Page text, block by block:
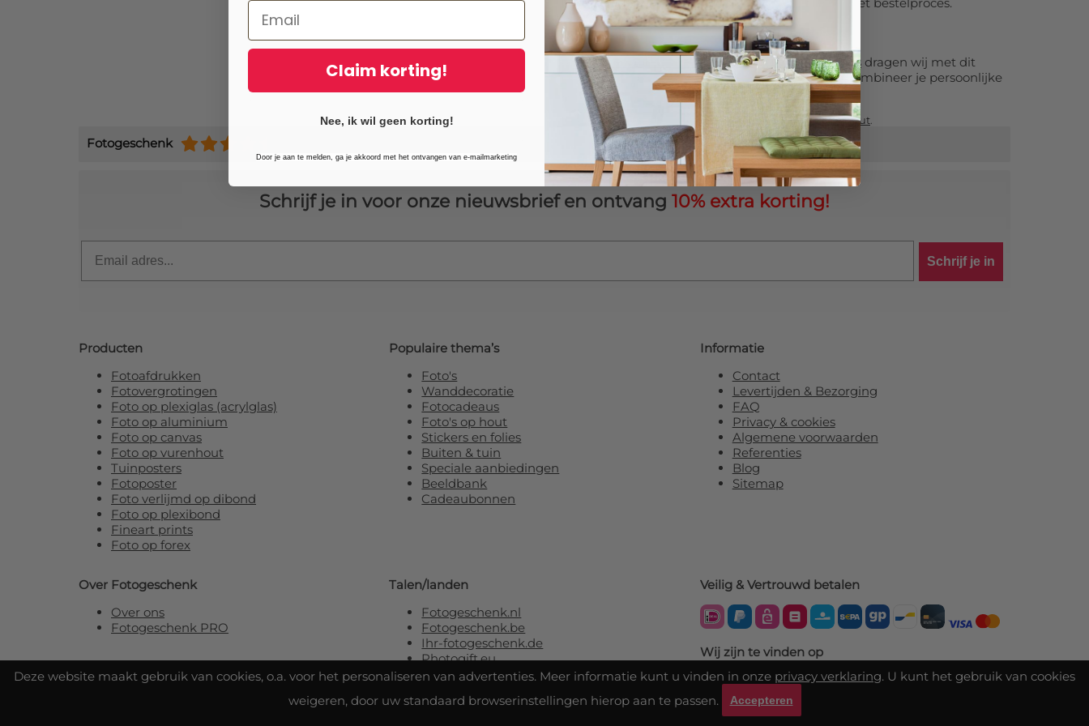
Deze website maakt gebruik van cookies, o.a. voor het personaliseren van advertenties. Meer informatie kunt u vinden in onze privacy verklaring. U kunt het gebruik van cookies
weigeren, door uw standaard browserinstellingen hierop aan te passen.
Accepteren
IJsselmuiden – eenvoudig aan te vinken tijdens het bestelproces.
Duurzaamheid
Alstrotse supporter van het Wereld Natuur Fonds dragen wij met dit
product ook bij aan een groenere toekomst. Zo combineer je persoonlijke
wanddecoratie met een verantwoorde keuze.
Meer weten? Bekijk onze centrale pagina overfoto op hout.
Fotogeschenk
Schrijf je in voor onze nieuwsbrief en ontvang 10% extra korting!
Schrijf je in
Producten
Fotoafdrukken
Fotovergrotingen
Foto op plexiglas (acrylglas)
Foto op aluminium
Foto op canvas
Foto op vurenhout
Tuinposters
Fotoposter
Foto verlijmd op dibond
Foto op plexibond
Fineart prints
Foto op forex
Populaire thema’s
Foto's
Wanddecoratie
Fotocadeaus
Foto's op hout
Stickers en folies
Buiten & tuin
Speciale aanbiedingen
Beeldbank
Cadeaubonnen
Informatie
Contact
Levertijden & Bezorging
FAQ
Privacy & cookies
Algemene voorwaarden
Referenties
Blog
Sitemap
Over Fotogeschenk
Over ons
Fotogeschenk PRO
Talen/landen
Fotogeschenk.nl
Fotogeschenk.be
Ihr-fotogeschenk.de
Photogift.eu
Veilig & Vertrouwd betalen
Wij zijn te vinden op
Claim korting!
Nee, ik wil geen korting!
Door je aan te melden, ga je akkoord met het ontvangen van e-mailmarketing